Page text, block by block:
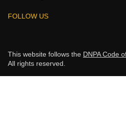
FOLLOW US
This website follows the DNPA Code
All rights reserved.